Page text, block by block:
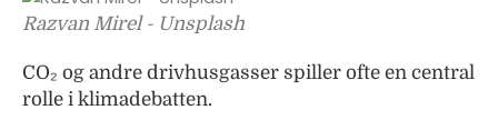
Razvan Mirel - Unsplash
CO₂ og andre drivhusgasser spiller ofte en central
rolle i klimadebatten.